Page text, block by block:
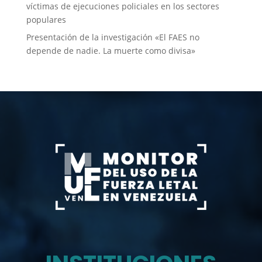
víctimas de ejecuciones policiales en los sectores
populares
Presentación de la investigación «El FAES no
depende de nadie. La muerte como divisa»